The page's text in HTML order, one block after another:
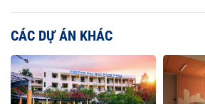
CÁC DỰ ÁN KHÁC